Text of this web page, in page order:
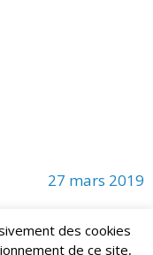
27 mars 2019
des cookies
de ce site,